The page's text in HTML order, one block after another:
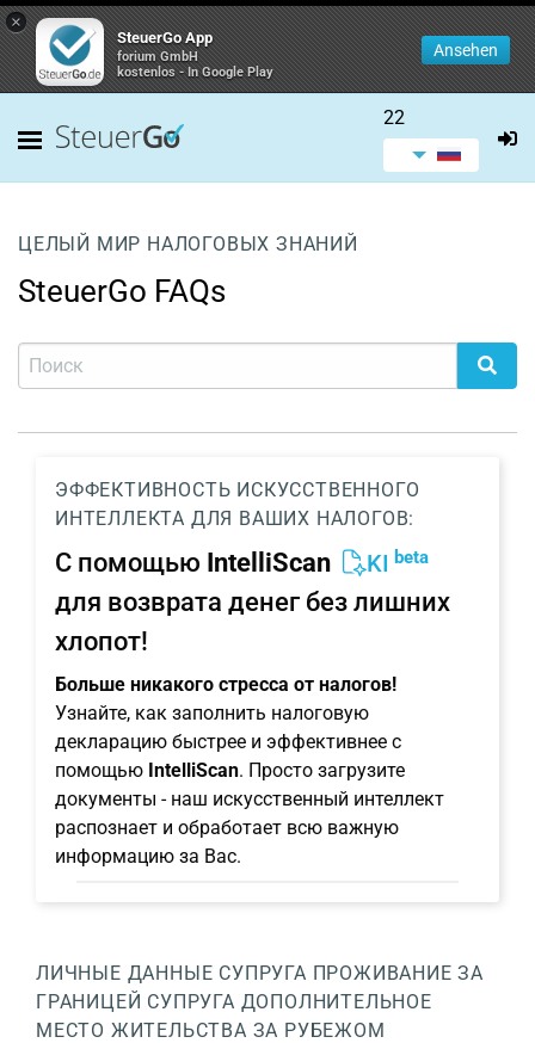
×
SteuerGo App
forium GmbH
kostenlos - In Google Play
Ansehen
22
ЦЕЛЫЙ МИР НАЛОГОВЫХ ЗНАНИЙ
SteuerGo FAQs
ЭФФЕКТИВНОСТЬ ИСКУССТВЕННОГО
ИНТЕЛЛЕКТА ДЛЯ ВАШИХ НАЛОГОВ:
С помощью IntelliScan KI beta
для возврата денег без лишних
хлопот!
Больше никакого стресса от налогов!
Узнайте, как заполнить налоговую
декларацию быстрее и эффективнее с
помощью IntelliScan. Просто загрузите
документы - наш искусственный интеллект
распознает и обработает всю важную
информацию за Вас.
ЛИЧНЫЕ ДАННЫЕ СУПРУГА ПРОЖИВАНИЕ ЗА
ГРАНИЦЕЙ СУПРУГА ДОПОЛНИТЕЛЬНОЕ
МЕСТО ЖИТЕЛЬСТВА ЗА РУБЕЖОМ